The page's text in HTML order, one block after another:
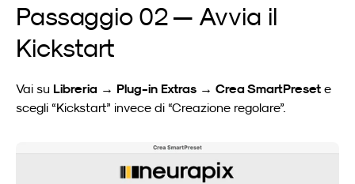
Passaggio 02 — Avvia il
Kickstart
Vai su Libreria → Plug-in Extras → Crea SmartPreset e
scegli “Kickstart” invece di “Creazione regolare”.